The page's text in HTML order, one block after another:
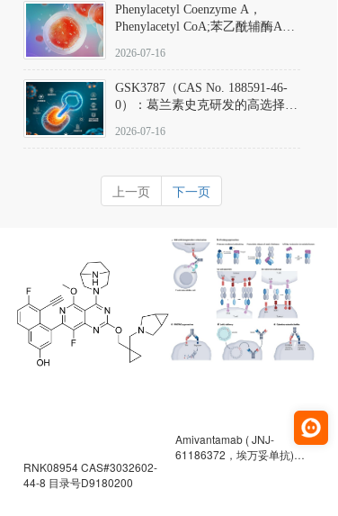
Phenylacetyl Coenzyme A，
Phenylacetyl CoA;苯乙酰辅酶A
2026-07-16
GSK3787（CAS No. 188591-46-
0）：葛兰素史克研发的高选择
抗剂，被广泛视为研究PPARδ核
靶点药理机制的金标准化学探
针。
2026-07-16
上一页 下一页
RNK08954 CAS#3032602-
44-8 目录号D9180200
Amivantamab ( JNJ-
61186372，埃万妥单抗)